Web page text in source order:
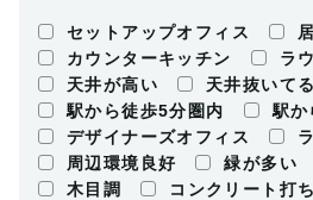
セットアップオフィス
カウンターキッチン
ラ
天井が高い
天井抜いてる
駅から徒歩5分圏内
駅か
デザイナーズオフィス
周辺環境良好
緑が多い
木目調
コンクリート打